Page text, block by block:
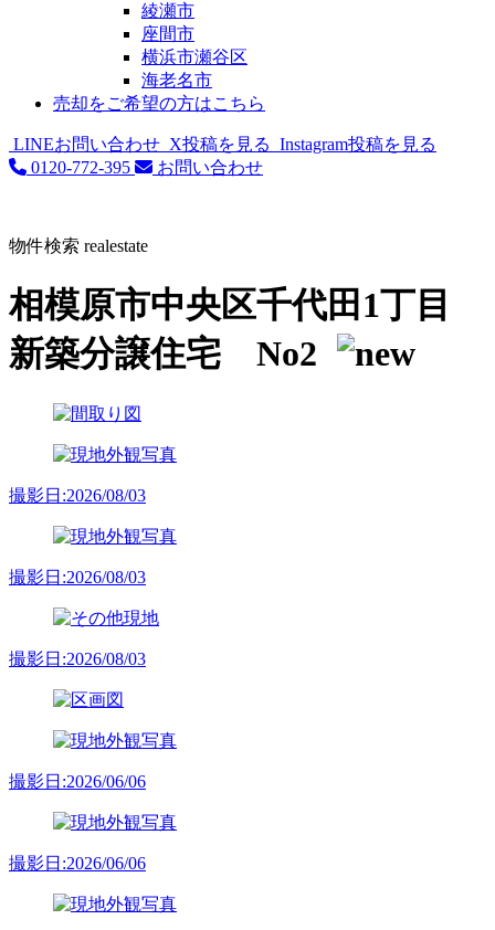
綾瀬市
座間市
横浜市瀬谷区
海老名市
売却をご希望の方はこちら
LINEお問い合わせ X投稿を見る Instagram投稿を見る
0120-772-395
お問い合わせ
物件検索 realestate
相模原市中央区千代田1丁目
新築分譲住宅 No2
撮影日:2026/08/03
撮影日:2026/08/03
撮影日:2026/08/03
撮影日:2026/06/06
撮影日:2026/06/06